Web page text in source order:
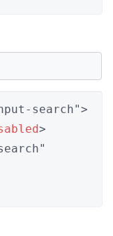
search">
>